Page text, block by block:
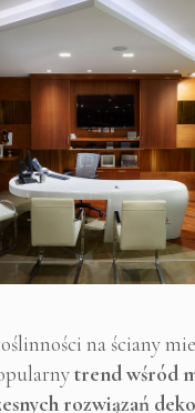
na ściany
trend wśród
rozwiązań